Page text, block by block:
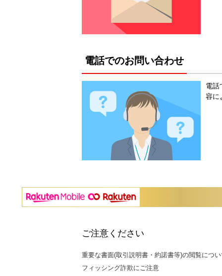
電話でのお問い合わせ
電話
容に
ご注意ください
重要な書面(取引説明書・約諾書等)の閲覧につ
フィッシング詐欺にご注意